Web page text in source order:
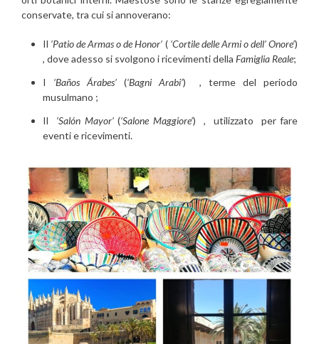
conservate, tra cui si annoverano:
Il ‘Patio de Armas o de Honor’ ( ‘Cortile delle Armi o dell’ Onore’)
, dove adesso si svolgono i ricevimenti della Famiglia Reale;
I ‘Baños Árabes’(‘Bagni Arabi’) , terme del periodo
musulmano ;
Il
‘Salón Mayor’ (‘Salone Maggiore’) , utilizzato per fare
eventi e ricevimenti.